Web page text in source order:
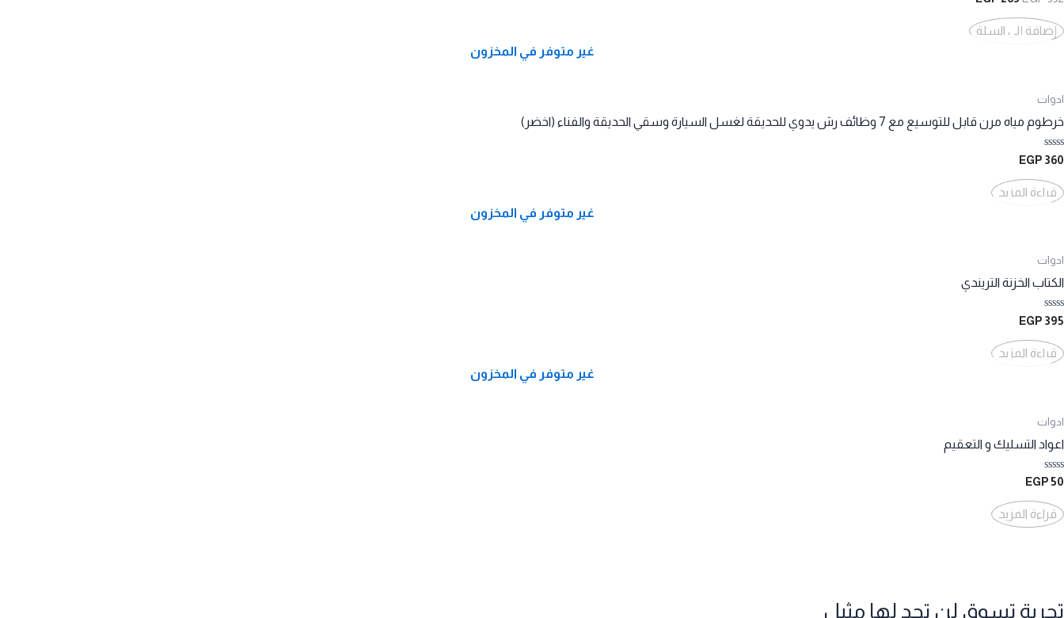
من
5
هو:
هو:إضافة إلى السلة
غير متوفر في المخزون
ادوات
خرطوم مياه مرن قابل للتوسيع مع 7 وظائف رش يدوي للحديقة لغسل السيارة وسقي الحديقة والفناء (اخضر)
تم
التقييم
من
5
360
EGP
قراءة المزيد
غير متوفر في المخزون
ادوات
الكتاب الخزنة التريندي
تم
من
5
395
EGP
قراءة المزيد
غير متوفر في المخزون
ادوات
اعواد التسليك و التعقيم
تم
من
5
50
EGP
قراءة المزيد
تجربة تسوق لن تجد لها مثيل